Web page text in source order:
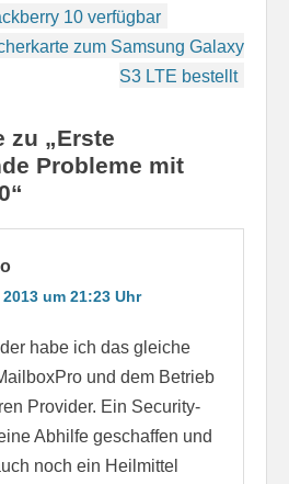
10 verfügbar
zum Samsung Galaxy
S3 LTE bestellt
zu „Erste
Probleme mit
2013 um 21:23 Uhr
habe ich das gleiche
und dem Betrieb
Provider. Ein Security-
Abhilfe geschaffen und
noch ein Heilmittel